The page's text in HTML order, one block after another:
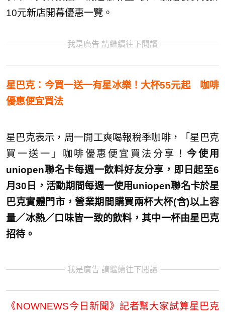
10元新店開幕優惠一覽。
我是廣告 請繼續往下閱讀
星巴克：今買一送一有星冰樂！大杯55元起 咖啡
優惠便宜買法
星巴克表示，周一開工爽喝報稅季咖啡，「星巴克
買一送一」咖啡優惠便宜買法分享！ 今使用
uniopen聯名卡每週一飲料好友分享，即日起至6
月30日，活動期間每週一使用uniopen聯名卡於星
巴克實體門市，營業期間購買兩杯大杯(含)以上容
量／冰熱／口味皆一致的飲料，其中一杯由星巴克
招待。
我是廣告 請繼續往下閱讀
《NOWNEWS今日新聞》記者幫大家試算星巴克